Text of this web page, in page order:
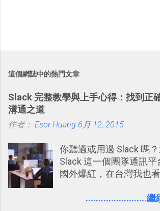
這個網誌中的熱門文章
Slack 完整教學與上手心得：找到正
溝通之道
作者： Esor Huang 6月 12, 2015
你聽過或用過 Slack 嗎？
Slack 這一個團隊通訊
國外爆紅，在台灣我也
理，到底 Slack 有什麼
........................繼